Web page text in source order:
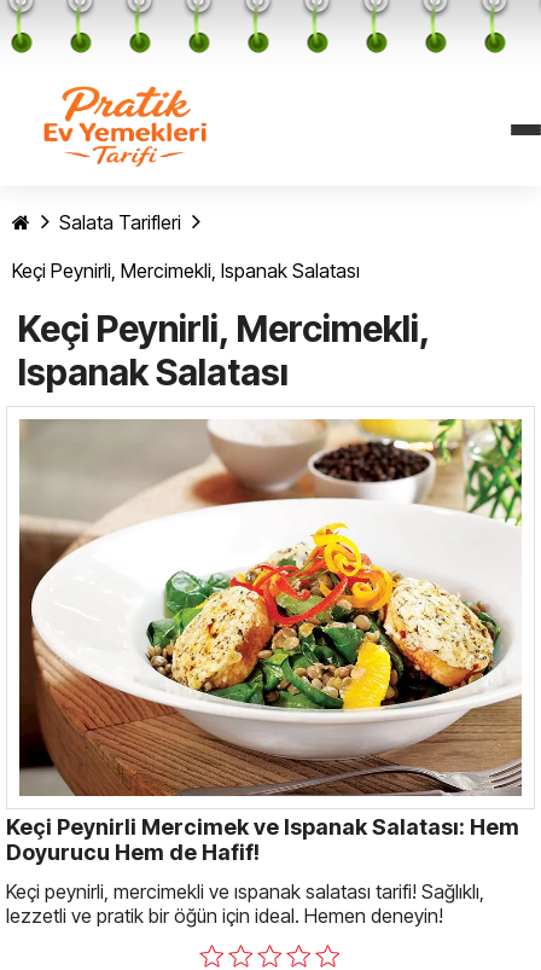
Salata Tarifleri
Keçi Peynirli, Mercimekli, Ispanak Salatası
Keçi Peynirli, Mercimekli,
Ispanak Salatası
Keçi Peynirli Mercimek ve Ispanak Salatası: Hem
Doyurucu Hem de Hafif!
Keçi peynirli, mercimekli ve ıspanak salatası tarifi! Sağlıklı,
lezzetli ve pratik bir öğün için ideal. Hemen deneyin!